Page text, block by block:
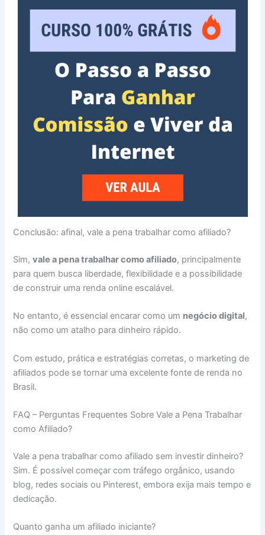
Conclusão: afinal, vale a pena trabalhar como afiliado?
Sim,vale a pena trabalhar como afiliado, principalmente
para quem busca liberdade, flexibilidade e a possibilidade
de construir uma renda online escalável.
No entanto, é essencial encarar como um negócio digital,
não como um atalho para dinheiro rápido.
Com estudo, prática e estratégias corretas, o marketing de
afiliados pode se tornar uma excelente fonte de renda no
Brasil.
FAQ – Perguntas Frequentes Sobre Vale a Pena Trabalhar
como Afiliado?
Vale a pena trabalhar como afiliado sem investir dinheiro?
Sim. É possível começar com tráfego orgânico, usando
blog, redes sociais ou Pinterest, embora exija mais tempo e
dedicação.
Quanto ganha um afiliado iniciante?